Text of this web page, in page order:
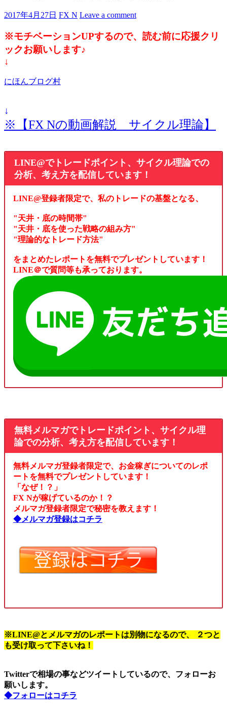
2017年4月27日 FX N Leave a comment
※モチベーションUPするので、読む前に応援クリ
ックお願いします♪
↓
にほんブログ村
↓
※【FX Nの動画解説 サイクル理論】
LINE@でトレードポイント、サイクル理論での
分析、考え方を配信しています！
LINE@登録者限定で、私のトレードの基盤となる、
"天井・底の時間帯"
"天井・底を使った戦略の組み方"
"理論的なトレード方法"
をまとめたレポートを無料でプレゼントしています！
LINE＠で質問等も承っております。
無料メルマガでトレードポイント、サイクル理
論での分析、考え方を配信しています！
無料メルマガ登録者限定で、お金稼ぎについてのレポ
ートを無料でプレゼントしています！
「なぜ！？」
FX Nが稼げているのか！？
メルマガ登録者限定で秘密を教えます！
◆メルマガ登録はコチラ
※LINE@とメルマガのレポートは別物になるので、 ２つと
も受け取って下さいね！
Twitterで相場の事などツイートしているので、フォローお
願いします。
◆フォローはコチラ